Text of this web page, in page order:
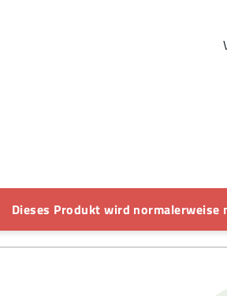
Dieses Produkt wird